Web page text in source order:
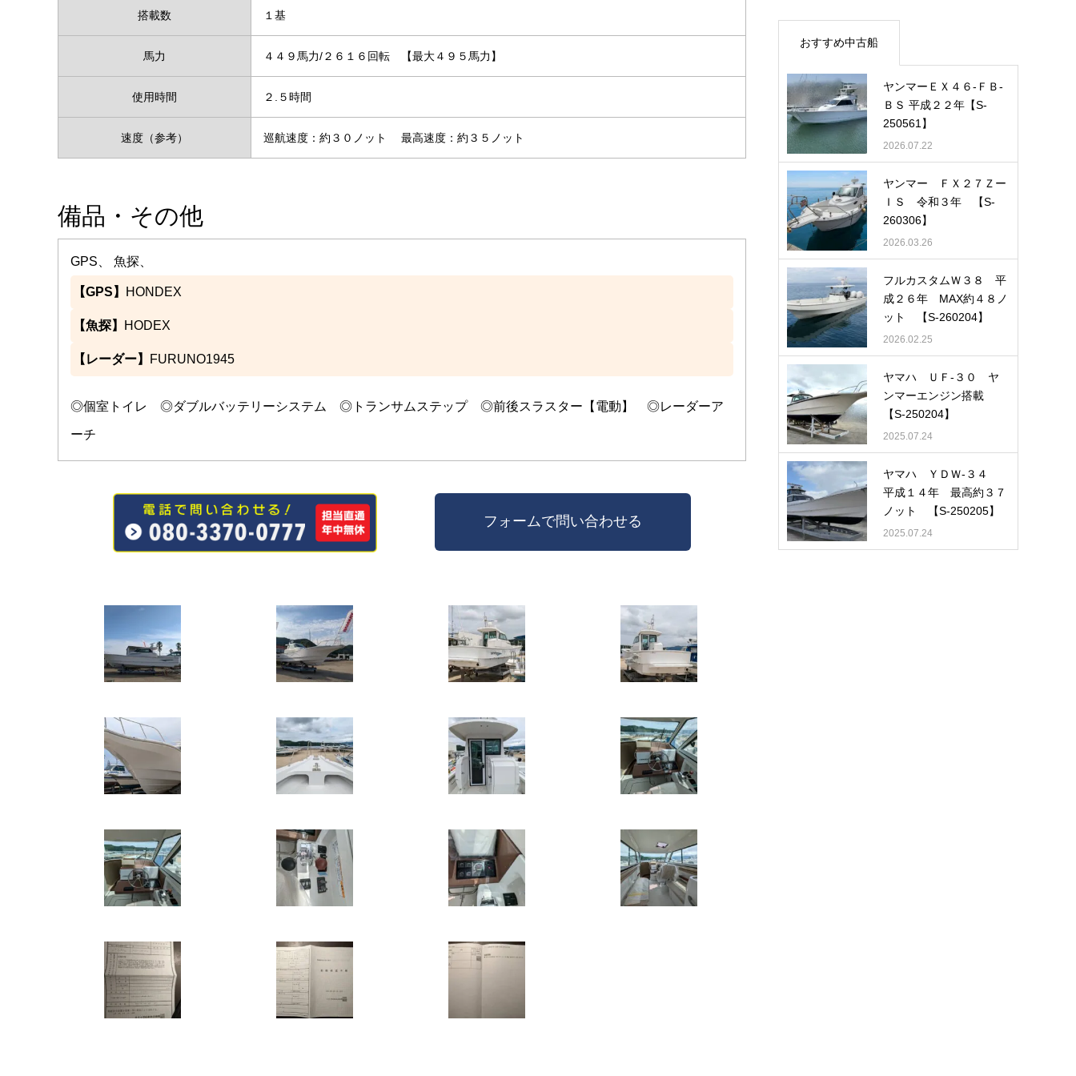
搭載数 １基
馬力 ４４９馬力/２６１６回転 【最大４９５馬力】
使用時間 ２.５時間
速度（参考） 巡航速度：約３０ノット 最高速度：約３５ノット
備品・その他
GPS、 魚探、
【GPS】 HONDEX
【魚探】 HODEX
【レーダー】 FURUNO1945
◎個室トイレ ◎ダブルバッテリーシステム ◎トランサムステップ ◎前後スラスター【電動】 ◎レーダーア
ーチ
おすすめ中古船
ヤンマーＥＸ４６-ＦＢ-
ＢＳ 平成２２年【S-
250561】
2026.07.22
ヤンマー ＦＸ２７Ｚー
ＩＳ 令和３年 【S-
260306】
2026.03.26
フルカスタムＷ３８ 平
成２６年 MAX約４８ノ
ット 【S-260204】
2026.02.25
ヤマハ ＵＦ-３０ ヤ
ンマーエンジン搭載
【S-250204】
2025.07.24
ヤマハ ＹＤＷ-３４
平成１４年 最高約３７
ノット 【S-250205】
2025.07.24